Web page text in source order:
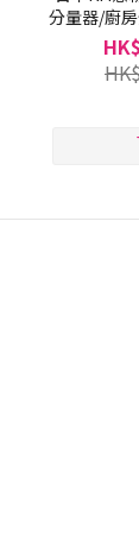
分量器/廚
節器/按人